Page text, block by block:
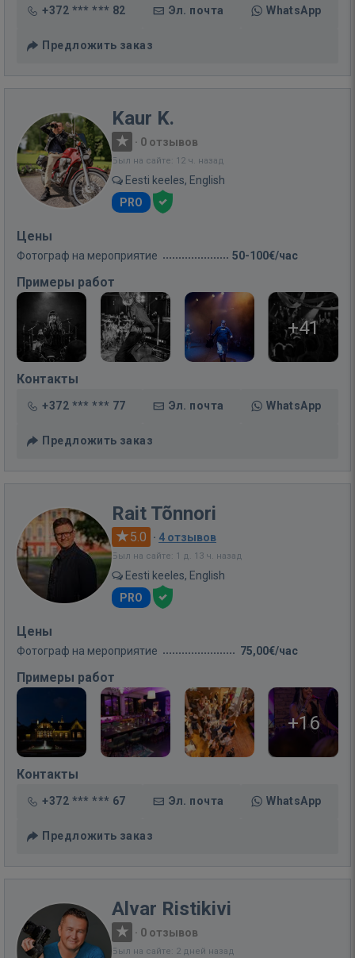
+372 *** *** 82 Эл. почта WhatsApp
Предложить заказ
Kaur K.
· 0 отзывов
Был на сайте: 12 ч. назад
Eesti keeles, English
PRO
Цены
Фотограф на мероприятие 50-100€/час
Примеры работ
+41
Контакты
+372 *** *** 77 Эл. почта WhatsApp
Предложить заказ
Rait Tõnnori
5.0 · 4 отзывов
Был на сайте: 1 д. 13 ч. назад
Eesti keeles, English
PRO
Цены
Фотограф на мероприятие 75,00€/час
Примеры работ
+16
Контакты
+372 *** *** 67 Эл. почта WhatsApp
Предложить заказ
Alvar Ristikivi
· 0 отзывов
Был на сайте: 2 дней назад